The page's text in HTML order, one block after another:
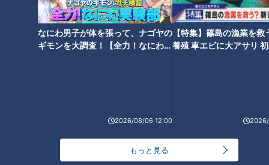
なにわ男子が体を張って、ナゴヤの
ギモンを大調査！【全力！なにわ実
2026/08/06 12:00
【特集】篠島の漁業を救
養殖 車エビに大アサリ
もっと見る
RANKING
週間